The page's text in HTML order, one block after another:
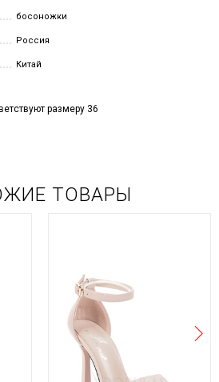
босоножки
Россия
Китай
размеру 36
ТОВАРЫ